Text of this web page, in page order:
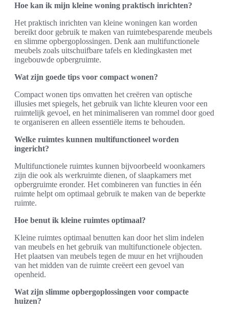
Hoe kan ik mijn kleine woning praktisch inrichten?
Het praktisch inrichten van kleine woningen kan worden
bereikt door gebruik te maken van ruimtebesparende meubels
en slimme opbergoplossingen. Denk aan multifunctionele
meubels zoals uitschuifbare tafels en kledingkasten met
ingebouwde opbergruimte.
Wat zijn goede tips voor compact wonen?
Compact wonen tips omvatten het creëren van optische
illusies met spiegels, het gebruik van lichte kleuren voor een
ruimtelijk gevoel, en het minimaliseren van rommel door goed
te organiseren en alleen essentiële items te behouden.
Welke ruimtes kunnen multifunctioneel worden
ingericht?
Multifunctionele ruimtes kunnen bijvoorbeeld woonkamers
zijn die ook als werkruimte dienen, of slaapkamers met
opbergruimte eronder. Het combineren van functies in één
ruimte helpt om optimaal gebruik te maken van de beperkte
ruimte.
Hoe benut ik kleine ruimtes optimaal?
Kleine ruimtes optimaal benutten kan door het slim indelen
van meubels en het gebruik van multifunctionele objecten.
Het plaatsen van meubels tegen de muur en het vrijhouden
van het midden van de ruimte creëert een gevoel van
openheid.
Wat zijn slimme opbergoplossingen voor compacte
huizen?